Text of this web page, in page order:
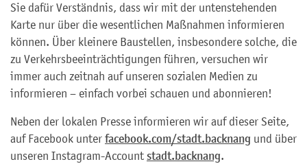
Sie dafür Verständnis, dass wir mit der untenstehenden
Karte nur über die wesentlichen Maßnahmen informieren
können. Über kleinere Baustellen, insbesondere solche, die
zu Verkehrsbeeinträchtigungen führen, versuchen wir
immer auch zeitnah auf unseren sozialen Medien zu
informieren – einfach vorbei schauen und abonnieren!
Neben der lokalen Presse informieren wir auf dieser Seite,
auf Facebook unter facebook.com/stadt.backnang und über
unseren Instagram-Account stadt.backnang.